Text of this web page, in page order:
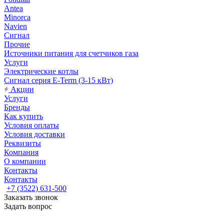
Antea
Minorca
Navien
Сигнал
Прочие
Источники питания для счетчиков газа
Услуги
Электрические котлы
Сигнал серия E-Term (3-15 кВт)
Акции
Услуги
Бренды
Как купить
Условия оплаты
Условия доставки
Реквизиты
Компания
О компании
Контакты
Контакты
+7 (3522) 631-500
Заказать звонок
Задать вопрос